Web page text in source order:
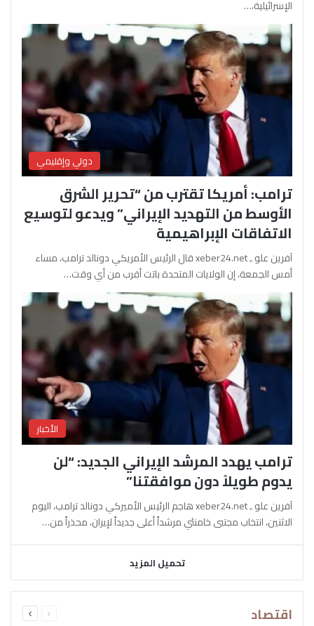
الإسرائيلية،…
دولي وإقليمي
ترامب: أمريكا تقترب من “تحرير الشرق
الأوسط من التهديد الإيراني” ويدعو لتوسيع
الاتفاقات الإبراهيمية
آفرين علو ـ xeber24.net قال الرئيس الأمريكي دونالد ترامب، مساء
أمس الجمعة، إن الولايات المتحدة باتت أقرب من أي وقت…
الأخبار
ترامب يهدد المرشد الإيراني الجديد: “لن
يدوم طويلاً دون موافقتنا”
آفرين علو ـ xeber24.net هاجم الرئيس الأميركي دونالد ترامب، اليوم
الاثنين، انتخاب مجتبى خامنئي مرشداً أعلى جديداً لإيران، محذراً من…
تحميل المزيد
اقتصاد الصفحةالصفحة